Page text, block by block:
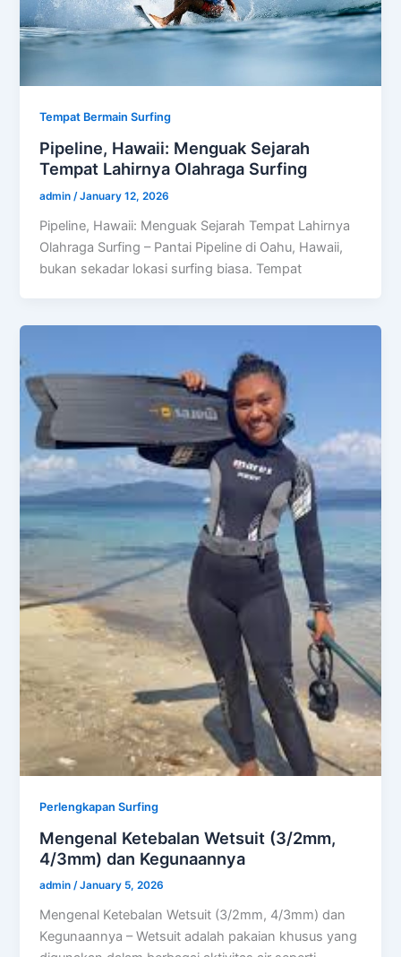
Tempat Bermain Surfing
Pipeline, Hawaii: Menguak Sejarah
Tempat Lahirnya Olahraga Surfing
admin /January 12, 2026
Pipeline, Hawaii: Menguak Sejarah Tempat Lahirnya
Olahraga Surfing – Pantai Pipeline di Oahu, Hawaii,
bukan sekadar lokasi surfing biasa. Tempat
Perlengkapan Surfing
Mengenal Ketebalan Wetsuit (3/2mm,
4/3mm) dan Kegunaannya
admin/January 5, 2026
Mengenal Ketebalan Wetsuit (3/2mm, 4/3mm) dan
Kegunaannya – Wetsuit adalah pakaian khusus yang